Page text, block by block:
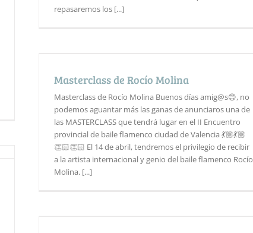
repasaremos los [...]
Masterclass de Rocío Molina
Masterclass de Rocío Molina Buenos días amig@s😊, no
podemos aguantar más las ganas de anunciaros una de
las MASTERCLASS que tendrá lugar en el II Encuentro
provincial de baile flamenco ciudad de Valencia 💃🏼💃🏼
👏🏻👏🏻 El 14 de abril, tendremos el privilegio de recibir
a la artista internacional y genio del baile flamenco Rocío
Molina. [...]